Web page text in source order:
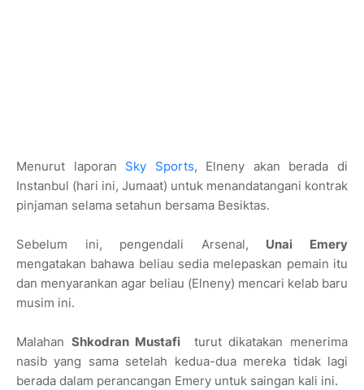
Menurut laporan Sky Sports, Elneny akan berada di
Instanbul (hari ini, Jumaat) untuk menandatangani kontrak
pinjaman selama setahun bersama Besiktas.
Sebelum ini, pengendali Arsenal, Unai Emery
mengatakan bahawa beliau sedia melepaskan pemain itu
dan menyarankan agar beliau (Elneny) mencari kelab baru
musim ini.
Malahan Shkodran Mustafi
turut dikatakan menerima
nasib yang sama setelah kedua-dua mereka tidak lagi
berada dalam perancangan Emery untuk saingan kali ini.